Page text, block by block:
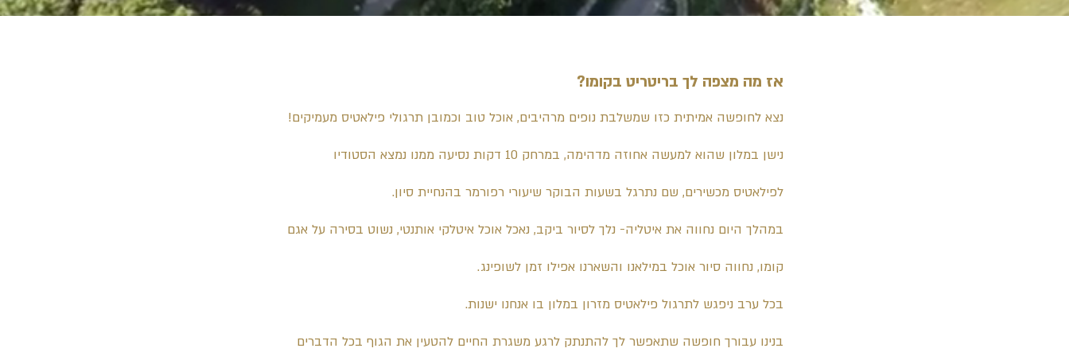
אז מה מצפה לך בריטריט בקומו?
נצא לחופשה אמיתית כזו שמשלבת נופים מרהיבים, אוכל טוב וכמובן תרגולי פילאטיס מעמיקים!
נישן במלון שהוא למעשה אחוזה מדהימה, במרחק 10 דקות נסיעה ממנו נמצא הסטודיו
לפילאטיס מכשירים, שם נתרגל בשעות הבוקר שיעורי רפורמר בהנחיית סיון.
במהלך היום נחווה את איטליה- נלך לסיור ביקב, נאכל אוכל איטלקי אותנטי, נשוט בסירה על אגם
קומו, נחווה סיור אוכל במילאנו והשארנו אפילו זמן לשופינג.
בכל ערב ניפגש לתרגול פילאטיס מזרון במלון בו אנחנו ישנות.
בנינו עבורך חופשה שתאפשר לך להתנתק לרגע משגרת החיים להטעין את הגוף בכל הדברים